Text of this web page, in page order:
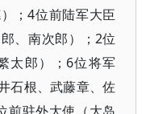
；4位前陆军大臣
、南次郎）；2位
太郎）；6位将军
石根、武藤章、佐